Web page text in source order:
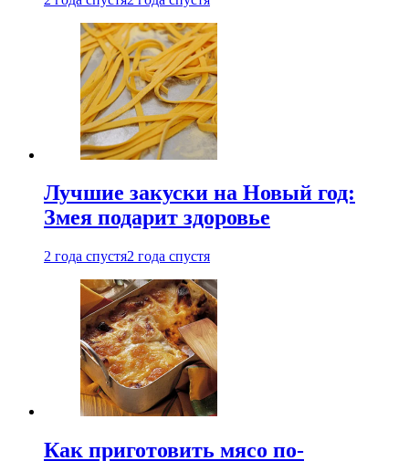
Лучшие закуски на Новый год:
Змея подарит здоровье
2 года спустя2 года спустя
Как приготовить мясо по-